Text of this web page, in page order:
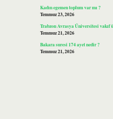
Kadın egemen toplum var mı ?
Temmuz 23, 2026
Trabzon Avrasya Üniversitesi vakıf
Temmuz 21, 2026
Bakara suresi 174 ayet nedir ?
Temmuz 21, 2026